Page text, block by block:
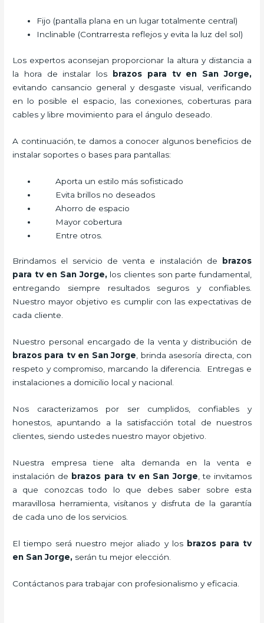
Fijo (pantalla plana en un lugar totalmente central)
Inclinable (Contrarresta reflejos y evita la luz del sol)
Los expertos aconsejan proporcionar la altura y distancia a
la hora de instalar los
brazos para tv en San Jorge,
evitando cansancio general y desgaste visual, verificando
en lo posible el espacio, las conexiones, coberturas para
cables y libre movimiento para el ángulo deseado.
A continuación, te damos a conocer algunos beneficios de
instalar soportes o bases para pantallas:
Aporta un estilo más sofisticado
Evita brillos no deseados
Ahorro de espacio
Mayor cobertura
Entre otros.
Brindamos el servicio de venta e instalación de
brazos
para tv en San Jorge, los clientes son parte fundamental,
entregando siempre resultados seguros y confiables.
Nuestro mayor objetivo es cumplir con las expectativas de
cada cliente.
Nuestro personal encargado de la venta y distribución de
brazos para tv en San Jorge , brinda asesoría directa, con
respeto y compromiso, marcando la diferencia. Entregas e
instalaciones a domicilio local y nacional.
Nos caracterizamos por ser cumplidos, confiables y
honestos, apuntando a la satisfacción total de nuestros
clientes, siendo ustedes nuestro mayor objetivo.
Nuestra empresa tiene alta demanda en la venta e
instalación de brazos para tv en San Jorge , te invitamos
a que conozcas todo lo que debes saber sobre esta
maravillosa herramienta, visítanos y disfruta de la garantía
de cada uno de los servicios.
El tiempo será nuestro mejor aliado y los brazos para tv
en San Jorge, serán tu mejor elección.
Contáctanos para trabajar con profesionalismo y eficacia.